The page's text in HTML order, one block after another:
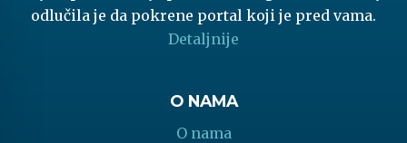
odlučila je da pokrene portal koji je pred vama.
Detaljnije
O NAMA
O nama